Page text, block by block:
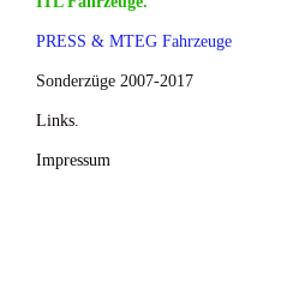
PRESS & MTEG Fahrzeuge
Sonderzüge 2007-2017
Links.
Impressum